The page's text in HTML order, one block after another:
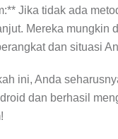
Jika tidak ada
Mereka mungkin
dan situasi
ini, Anda
dan berhasil